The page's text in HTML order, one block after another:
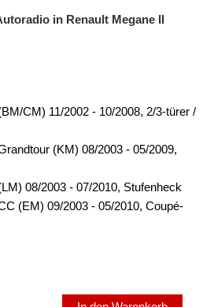
in Renault Megane II
CM) 11/2002 - 10/2008, 2/3-türer /
(KM) 08/2003 - 05/2009,
08/2003 - 07/2010, Stufenheck
(EM) 09/2003 - 05/2010, Coupé-